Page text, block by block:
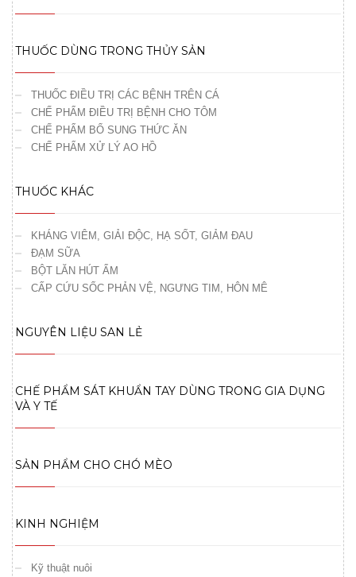
THUỐC DÙNG TRONG THỦY SẢN
THUỐC ĐIỀU TRỊ CÁC BỆNH TRÊN CÁ
CHẾ PHẨM ĐIỀU TRỊ BỆNH CHO TÔM
CHẾ PHẨM BỔ SUNG THỨC ĂN
CHẾ PHẨM XỬ LÝ AO HỒ
THUỐC KHÁC
KHÁNG VIÊM, GIẢI ĐỘC, HẠ SỐT, GIẢM ĐAU
ĐẠM SỮA
BỘT LĂN HÚT ẨM
CẤP CỨU SỐC PHẢN VỆ, NGƯNG TIM, HÔN MÊ
NGUYÊN LIỆU SAN LẺ
CHẾ PHẨM SÁT KHUẨN TAY DÙNG TRONG GIA DỤNG
VÀ Y TẾ
SẢN PHẨM CHO CHÓ MÈO
KINH NGHIỆM
Kỹ thuật nuôi